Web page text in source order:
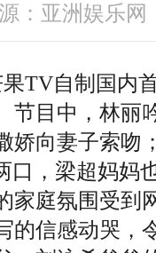
：亚洲娱乐网
自制国内
节目中，林
娇向妻子索吻
口，梁超妈妈
家庭氛围受到
的信感动哭，